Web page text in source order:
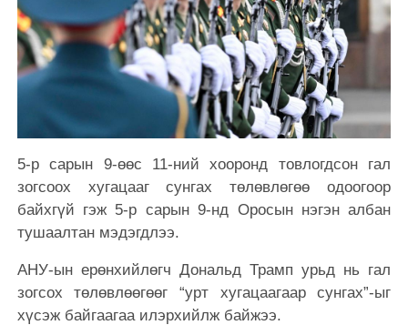
5-р сарын 9-өөс 11-ний хооронд товлогдсон гал
зогсоох хугацааг сунгах төлөвлөгөө одоогоор
байхгүй гэж 5-р сарын 9-нд Оросын нэгэн албан
тушаалтан мэдэгдлээ.
АНУ-ын ерөнхийлөгч Дональд Трамп урьд нь гал
зогсох төлөвлөөгөөг “урт хугацаагаар сунгах”-ыг
хүсэж байгаагаа илэрхийлж байжээ.